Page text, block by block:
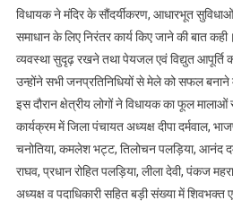
विधायक ने मंदिर के सौंदर्यीकरण, आधारभूत
समाधान के लिए निरंतर कार्य किए जाने की बात
व्यवस्था सुदृढ़ रखने तथा पेयजल एवं विद्युत आपूर्ति
उन्होंने सभी जनप्रतिनिधियों से मेले को सफल
इस दौरान क्षेत्रीय लोगों ने विधायक का फूल
कार्यक्रम में जिला पंचायत अध्यक्ष दीपा दर्मवाल,
चनोतिया, कमलेश भट्ट, तिलोचन पलड़िया, आनंद
राघव, प्रधान रोहित पलड़िया, लीला देवी, पंकज
अध्यक्ष व पदाधिकारी सहित बड़ी संख्या में